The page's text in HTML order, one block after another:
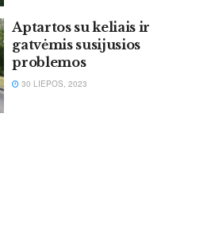
Aptartos su keliais ir
gatvėmis susijusios
problemos
30 LIEPOS, 2023